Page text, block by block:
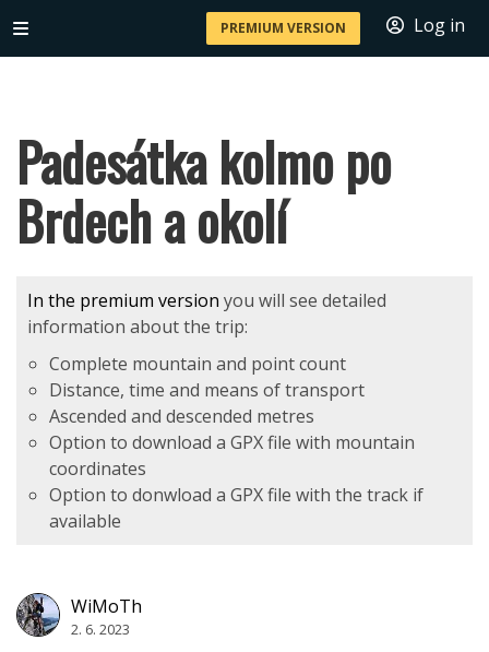
PREMIUM VERSION Log in
Padesátka kolmo po
Brdech a okolí
WiMoTh
2. 6. 2023
In the premium version you will see detailed
information about the trip:
Complete mountain and point count
Distance, time and means of transport
Ascended and descended metres
Option to download a GPX file with mountain
coordinates
Option to donwload a GPX file with the track if
available